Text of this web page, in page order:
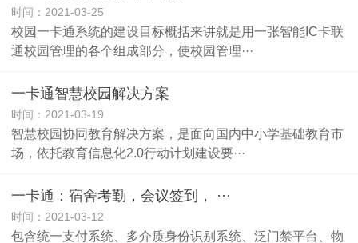
时间：2021-03-25
校园一卡通系统的建设目标概括来讲就是用一张智能IC卡联
通校园管理的各个组成部分，使校园管理···
一卡通智慧校园解决方案
时间：2021-03-19
智慧校园协同教育解决方案，是面向国内中小学基础教育市
场，依托教育信息化2.0行动计划建设要···
一卡通：宿舍考勤，会议签到， ···
时间：2021-03-12
包含统一支付系统、多介质身份识别系统、泛门禁平台、物